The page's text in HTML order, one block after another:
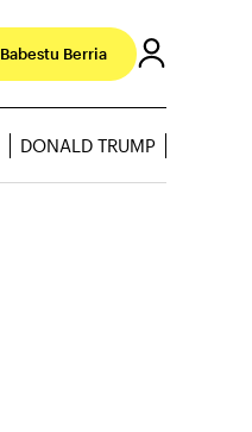
Babestu Berria
DONALD TRUMP